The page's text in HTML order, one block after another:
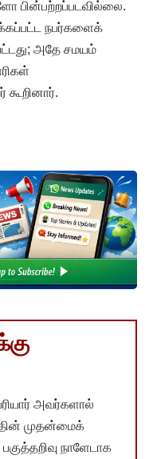
நபர்களைக்
அதே சமயம்
அவர்களால்
முதன்மைக்
நாளேடாக